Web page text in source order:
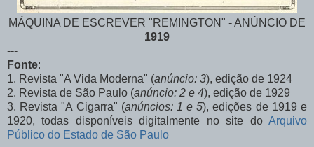
MÁQUINA DE ESCREVER "REMINGTON" - ANÚNCIO DE
1919
---
Fonte:
1. Revista "A Vida Moderna" (anúncio: 3), edição de 1924
2. Revista de São Paulo (anúncio: 2 e 4), edição de 1929
3. Revista "A Cigarra" (anúncios: 1 e 5), edições de 1919 e
1920, todas disponíveis digitalmente no site do Arquivo
Público do Estado de São Paulo